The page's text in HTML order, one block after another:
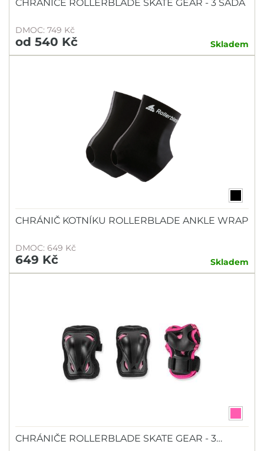
CHRÁNIČE ROLLERBLADE SKATE GEAR - 3 SADA
DMOC: 749 Kč
od 540 Kč Skladem
CHRÁNIČ KOTNÍKU ROLLERBLADE ANKLE WRAP
DMOC: 649 Kč
649 Kč Skladem
CHRÁNIČE ROLLERBLADE SKATE GEAR - 3…